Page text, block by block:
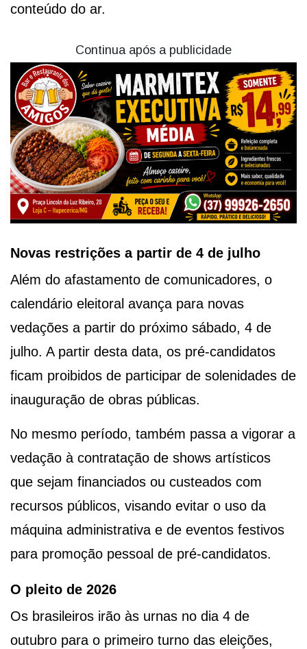
conteúdo do ar.
Continua após a publicidade
Novas restrições a partir de 4 de julho
Além do afastamento de comunicadores, o
calendário eleitoral avança para novas
vedações a partir do próximo sábado, 4 de
julho. A partir desta data, os pré-candidatos
ficam proibidos de participar de solenidades de
inauguração de obras públicas.
No mesmo período, também passa a vigorar a
vedação à contratação de shows artísticos
que sejam financiados ou custeados com
recursos públicos, visando evitar o uso da
máquina administrativa e de eventos festivos
para promoção pessoal de pré-candidatos.
O pleito de 2026
Os brasileiros irão às urnas no dia 4 de
outubro para o primeiro turno das eleições,